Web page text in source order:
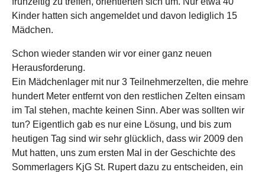
Kinder hatten sich angemeldet und davon lediglich 15
Mädchen.
Schon wieder standen wir vor einer ganz neuen
Herausforderung.
Ein Mädchenlager mit nur 3 Teilnehmerzelten, die mehre
hundert Meter entfernt von den restlichen Zelten einsam
im Tal stehen, machte keinen Sinn. Aber was sollten wir
tun? Eigentlich gab es nur eine Lösung, und bis zum
heutigen Tag sind wir sehr glücklich, dass wir 2009 den
Mut hatten, uns zum ersten Mal in der Geschichte des
Sommerlagers KjG St. Rupert dazu zu entscheiden, ein